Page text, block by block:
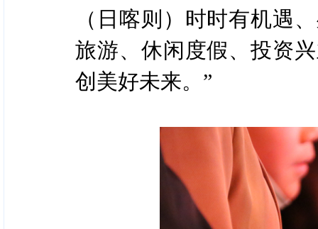
（日喀则）时时有机遇
旅游、休闲度假、投资
创美好未来。”